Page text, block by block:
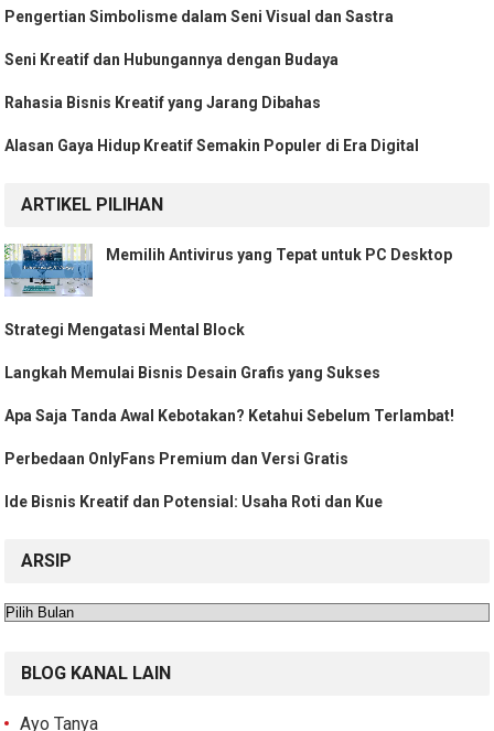
Pengertian Simbolisme dalam Seni Visual dan Sastra
Seni Kreatif dan Hubungannya dengan Budaya
Rahasia Bisnis Kreatif yang Jarang Dibahas
Alasan Gaya Hidup Kreatif Semakin Populer di Era Digital
ARTIKEL PILIHAN
Memilih Antivirus yang Tepat untuk PC Desktop
Strategi Mengatasi Mental Block
Langkah Memulai Bisnis Desain Grafis yang Sukses
Apa Saja Tanda Awal Kebotakan? Ketahui Sebelum Terlambat!
Perbedaan OnlyFans Premium dan Versi Gratis
Ide Bisnis Kreatif dan Potensial: Usaha Roti dan Kue
ARSIP
Arsip
BLOG KANAL LAIN
Ayo Tanya